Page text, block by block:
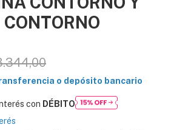
o depósito bancario
con DÉBITO